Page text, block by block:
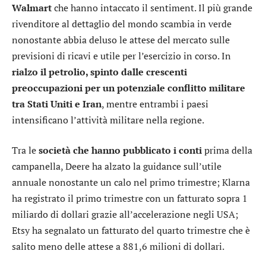
Walmartche hanno intaccato il sentiment. Il più grande
rivenditore al dettaglio del mondo scambia in verde
nonostante abbia deluso le attese del mercato sulle
previsioni di ricavi e utile per l’esercizio in corso. In
rialzo il petrolio, spinto dalle crescenti
preoccupazioni per un potenziale conflitto militare
tra Stati Uniti e Iran, mentre entrambi i paesi
intensificano l’attività militare nella regione.
Tra lesocietà che hanno pubblicato i contiprima della
campanella,Deereha alzato la guidance sull’utile
annuale nonostante un calo nel primo trimestre;Klarna
ha registrato il primo trimestre con un fatturato sopra 1
miliardo di dollari grazie all’accelerazione negli USA;
Etsyha segnalato un fatturato del quarto trimestre che è
salito meno delle attese a 881,6 milioni di dollari.